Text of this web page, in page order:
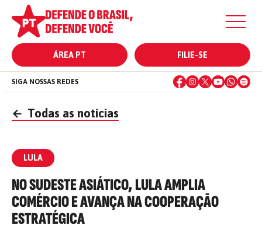
ÁREA PT FILIE-SE
SIGA NOSSAS REDES
← Todas as notícias
LULA
NO SUDESTE ASIÁTICO, LULA AMPLIA
COMÉRCIO E AVANÇA NA COOPERAÇÃO
ESTRATÉGICA